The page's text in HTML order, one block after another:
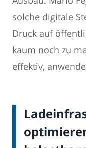
solche digitale
Druck auf
kaum noch zu
effektiv,